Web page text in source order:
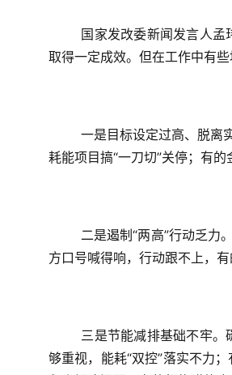
国家发改委新闻发言人
取得一定成效。但在工作中有
一是目标设定过高、脱离
耗能项目搞“一刀切”关停；有的
二是遏制“两高”行动乏力
方口号喊得响，行动跟不上，
三是节能减排基础不牢。
够重视， 能耗“双控”落实不力